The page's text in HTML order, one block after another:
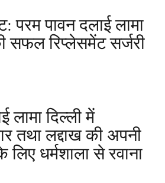
पावन दलाई लामा
सफल रिप्लेसमेंट सर्जरी
लामा दिल्ली में
तथा लद्दाख की अपनी
लिए धर्मशाला से रवाना